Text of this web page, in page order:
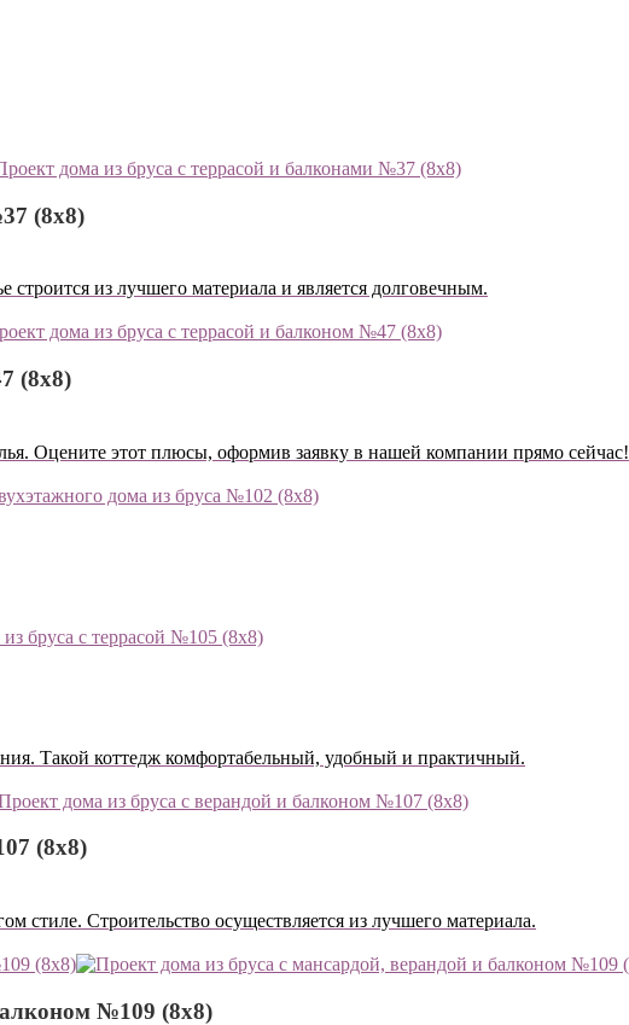
(8х8)
из лучшего материала и является долговечным.
(8х8)
Оцените этот плюсы, оформив заявку в нашей компании прямо сейчас!
Такой коттедж комфортабельный, удобный и практичный.
(8х8)
стиле. Строительство осуществляется из лучшего материала.
№109 (8х8)